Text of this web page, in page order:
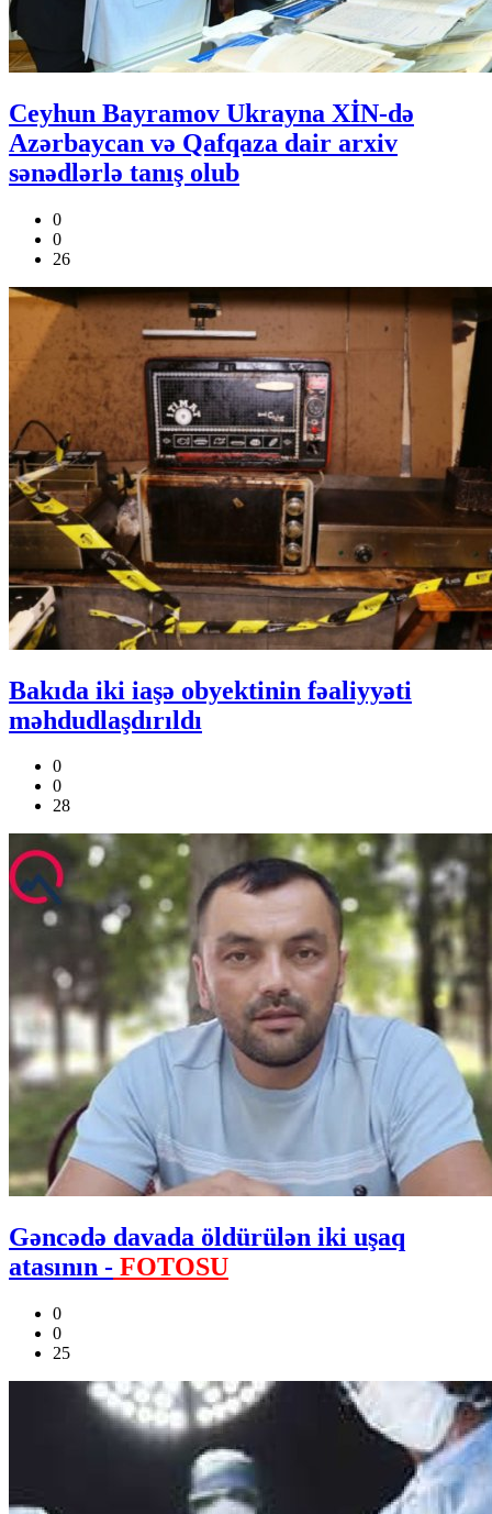
Ceyhun Bayramov Ukrayna XİN-də
Azərbaycan və Qafqaza dair arxiv
sənədlərlə tanış olub
0
0
26
Bakıda iki iaşə obyektinin fəaliyyəti
məhdudlaşdırıldı
0
0
28
Gəncədə davada öldürülən iki uşaq
atasının - FOTOSU
0
0
25